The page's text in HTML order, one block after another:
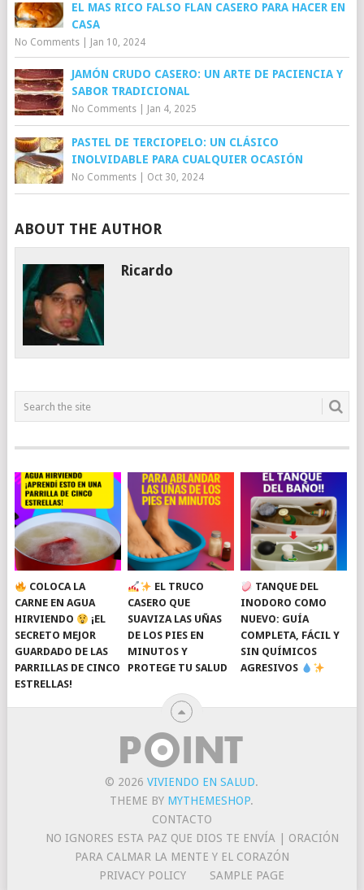
EL MAS RICO FALSO FLAN CASERO PARA HACER EN
CASA
No Comments| Jan 10, 2024
JAMÓN CRUDO CASERO: UN ARTE DE PACIENCIA Y
SABOR TRADICIONAL
No Comments| Jan 4, 2025
PASTEL DE TERCIOPELO: UN CLÁSICO
INOLVIDABLE PARA CUALQUIER OCASIÓN
No Comments| Oct 30, 2024
ABOUT THE AUTHOR
Ricardo
COLOCA LA
CARNE EN AGUA
HIRVIENDO
¡EL
SECRETO MEJOR
GUARDADO DE LAS
PARRILLAS DE CINCO
ESTRELLAS!
EL TRUCO
CASERO QUE
SUAVIZA LAS UÑAS
DE LOS PIES EN
MINUTOS Y
PROTEGE TU SALUD
TANQUE DEL
INODORO COMO
NUEVO: GUÍA
COMPLETA, FÁCIL Y
SIN QUÍMICOS
AGRESIVOS
© 2026VIVIENDO EN SALUD.
THEME BY MYTHEMESHOP.
CONTACTO
NO IGNORES ESTA PAZ QUE DIOS TE ENVÍA | ORACIÓN
PARA CALMAR LA MENTE Y EL CORAZÓN
PRIVACY POLICY
SAMPLE PAGE